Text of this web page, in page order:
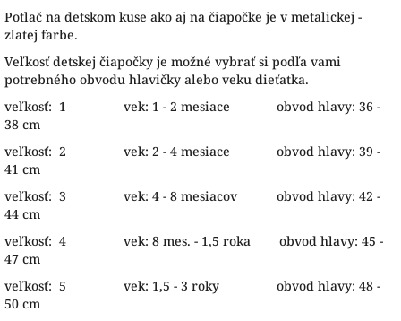
Potlač na detskom kuse ako aj na čiapočke je v metalickej -
zlatej farbe.
Veľkosť detskej čiapočky je možné vybrať si podľa vami
potrebného obvodu hlavičky alebo veku dieťatka.
veľkosť: 1 vek: 1 - 2 mesiace obvod hlavy: 36 -
38 cm
veľkosť: 2 vek: 2 - 4 mesiace obvod hlavy: 39 -
41 cm
veľkosť: 3 vek: 4 - 8 mesiacov obvod hlavy: 42 -
44 cm
veľkosť: 4 vek: 8 mes. - 1,5 roka obvod hlavy: 45 -
47 cm
veľkosť: 5 vek: 1,5 - 3 roky obvod hlavy: 48 -
50 cm